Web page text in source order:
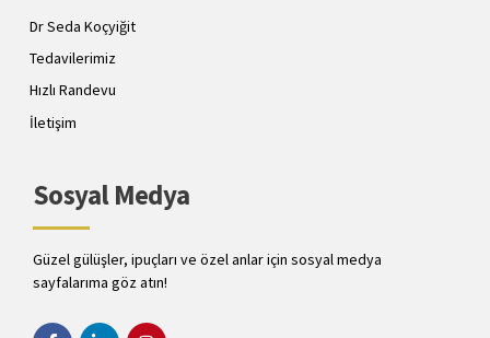
Dr Seda Koçyiğit
Tedavilerimiz
Hızlı Randevu
İletişim
Sosyal Medya
Güzel gülüşler, ipuçları ve özel anlar için sosyal medya
sayfalarıma göz atın!